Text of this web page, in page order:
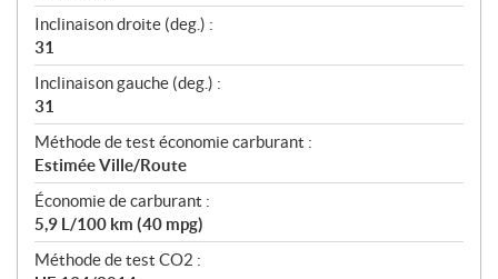
Inclinaison droite (deg.) :
31
Inclinaison gauche (deg.) :
31
Méthode de test économie carburant :
Estimée Ville/Route
Économie de carburant :
5,9 L/100 km (40 mpg)
Méthode de test CO2 :